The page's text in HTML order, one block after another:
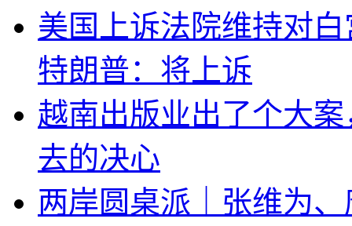
美国上诉法院维持对
特朗普：将上诉
越南出版业出了个大
去的决心
两岸圆桌派｜张维为